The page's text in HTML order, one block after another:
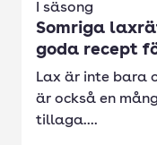
I säsong
Somriga
goda recept
Lax är inte bara
är också en
tillaga....